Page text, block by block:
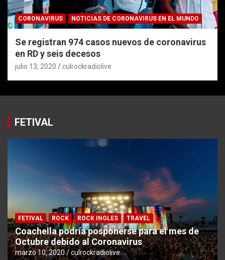
CORONAVIRUS NOTICIAS DE CORONAVIRUS EN EL MUNDO
Se registran 974 casos nuevos de coronavirus
en RD y seis decesos
julio 13, 2020 culrockradiolive
FETIVAL
FETIVAL ROCK ROCK INGLES TRAVEL
Coachella podría posponerse para el mes de
Octubre debido al Coronavirus
marzo 10, 2020 culrockradiolive